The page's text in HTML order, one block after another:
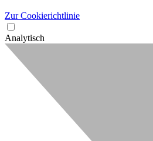
Zur Cookierichtlinie
Analytisch